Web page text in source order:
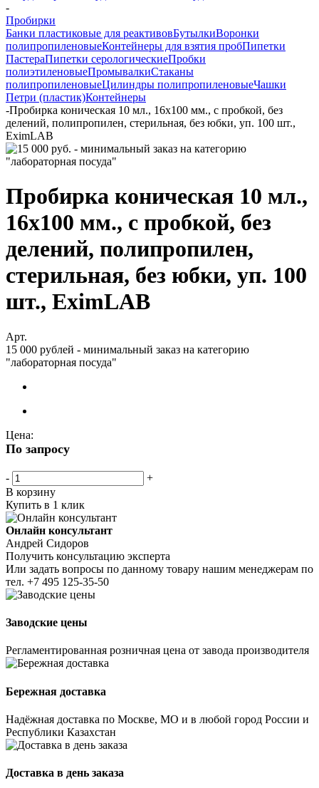
-
Пробирки
Банки пластиковые для реактивовБутылкиВоронки
полипропиленовыеКонтейнеры для взятия пробПипетки
ПастераПипетки серологическиеПробки
полиэтиленовыеПромывалкиСтаканы
полипропиленовыеЦилиндры полипропиленовыеЧашки
Петри (пластик)Контейнеры
-Пробирка коническая 10 мл., 16х100 мм., с пробкой, без
делений, полипропилен, стерильная, без юбки, уп. 100 шт.,
EximLAB
Пробирка коническая 10 мл.,
16х100 мм., с пробкой, без
делений, полипропилен,
стерильная, без юбки, уп. 100
шт., EximLAB
Арт.
15 000 рублей - минимальный заказ на категорию
"лабораторная посуда"
Цена:
По запросу
-
+
В корзину
Купить в 1 клик
Онлайн консультант
Андрей Сидоров
Получить консультацию эксперта
Или задать вопросы по данному товару нашим менеджерам по
тел. +7 495 125-35-50
Заводские цены
Регламентированная розничная цена от завода производителя
Бережная доставка
Надёжная доставка по Москве, МО и в любой город России и
Республики Казахстан
Доставка в день заказа